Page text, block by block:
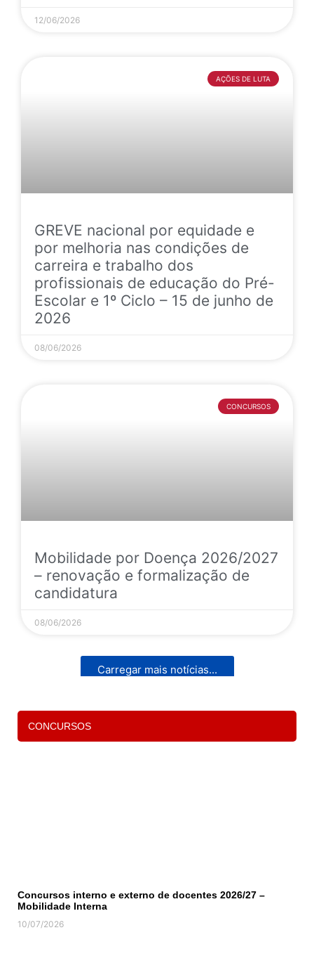
12/06/2026
AÇÕES DE LUTA
GREVE nacional por equidade e
por melhoria nas condições de
carreira e trabalho dos
profissionais de educação do Pré-
Escolar e 1º Ciclo – 15 de junho de
2026
08/06/2026
CONCURSOS
Mobilidade por Doença 2026/2027
– renovação e formalização de
candidatura
08/06/2026
Carregar mais notícias...
CONCURSOS
Concursos interno e externo de docentes 2026/27 –
Mobilidade Interna
10/07/2026